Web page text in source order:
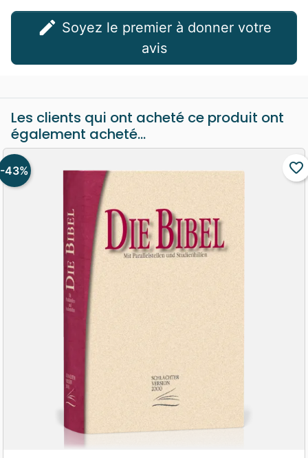
edit
avis
Les clients qui ont acheté ce produit ont
également acheté...
-43% favorite_border